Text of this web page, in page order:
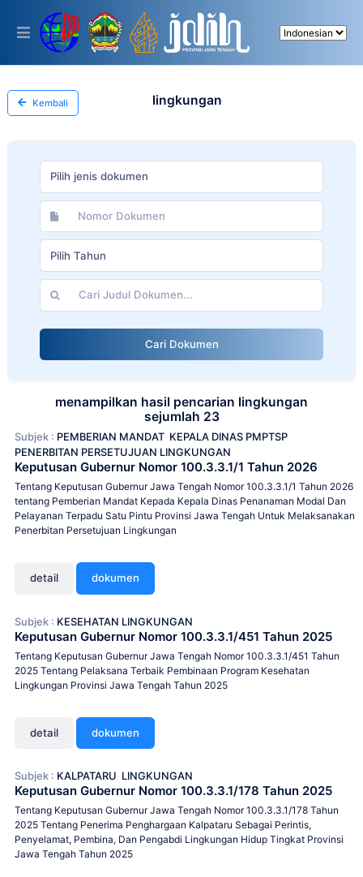
This
includes
accessibility
system.
Kembali lingkungan
Pilih jenis dokumen
Pilih Tahun
Cari Dokumen
menampilkan hasil pencarian lingkungan
sejumlah 23
Subjek : PEMBERIAN MANDAT KEPALA DINAS PMPTSP
PENERBITAN PERSETUJUAN LINGKUNGAN
Keputusan Gubernur Nomor 100.3.3.1/1 Tahun 2026
Tentang Keputusan Gubernur Jawa Tengah Nomor 100.3.3.1/1 Tahun 2026
tentang Pemberian Mandat Kepada Kepala Dinas Penanaman Modal Dan
Pelayanan Terpadu Satu Pintu Provinsi Jawa Tengah Untuk Melaksanakan
Penerbitan Persetujuan Lingkungan
detail dokumen
Subjek : KESEHATAN LINGKUNGAN
Keputusan Gubernur Nomor 100.3.3.1/451 Tahun 2025
Tentang Keputusan Gubernur Jawa Tengah Nomor 100.3.3.1/451 Tahun
2025 Tentang Pelaksana Terbaik Pembinaan Program Kesehatan
Lingkungan Provinsi Jawa Tengah Tahun 2025
detail dokumen
Subjek : KALPATARU LINGKUNGAN
Keputusan Gubernur Nomor 100.3.3.1/178 Tahun 2025
Tentang Keputusan Gubernur Jawa Tengah Nomor 100.3.3.1/178 Tahun
2025 Tentang Penerima Penghargaan Kalpataru Sebagai Perintis,
Penyelamat, Pembina, Dan Pengabdi Lingkungan Hidup Tingkat Provinsi
Jawa Tengah Tahun 2025